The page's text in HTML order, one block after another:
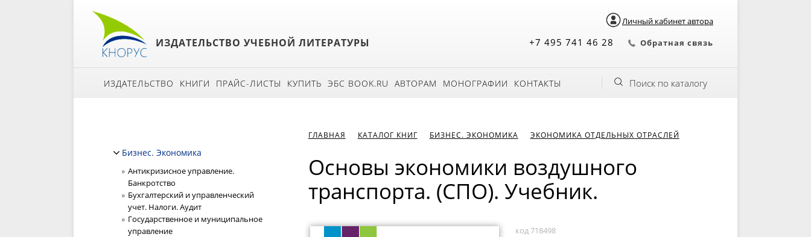
Личный кабинет автора
ИЗДАТЕЛЬСТВО УЧЕБНОЙ ЛИТЕРАТУРЫ +7 495 741 46 28 Обратная связь
ИЗДАТЕЛЬСТВО КНИГИ ПРАЙС-ЛИСТЫ КУПИТЬ ЭБС BOOK.RU АВТОРАМ МОНОГРАФИИ КОНТАКТЫ Поиск по каталогу
Бизнес. Экономика
Антикризисное управление.
Банкротство
Бухгалтерский и управленческий
учет. Налоги. Аудит
Государственное и муниципальное
управление
ГЛАВНАЯ КАТАЛОГ КНИГ БИЗНЕС. ЭКОНОМИКА ЭКОНОМИКА ОТДЕЛЬНЫХ ОТРАСЛЕЙ
Основы экономики воздушного
транспорта. (СПО). Учебник.
код 718498